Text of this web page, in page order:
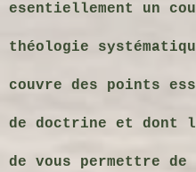
esentiellement un
théologie
couvre des points
de doctrine et dont
de vous permettre de